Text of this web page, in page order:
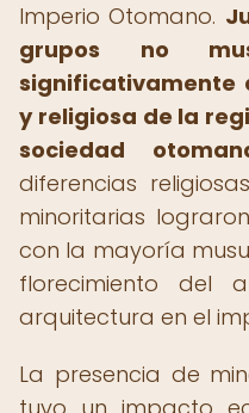
Imperio Otomano.
grupos no
significativamente
y religiosa de la
sociedad
diferencias
minoritarias
con la mayoría
florecimiento del
arquitectura en el
La presencia de